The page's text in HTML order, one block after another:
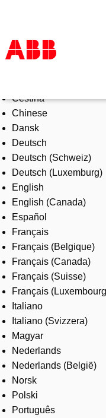
Products & Solutions
Industries
Services
About us
Where to buy
Contact us
Careers
Čeština
Chinese
Dansk
Deutsch
Deutsch (Schweiz)
Deutsch (Luxemburg)
English
English (Canada)
Español
Français
Français (Belgique)
Français (Canada)
Français (Suisse)
Français
Italiano
Italiano (Svizzera)
Magyar
Nederlands
Nederlands (België)
Norsk
Polski
Português